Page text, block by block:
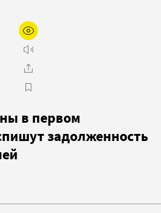
в первом
задолженность